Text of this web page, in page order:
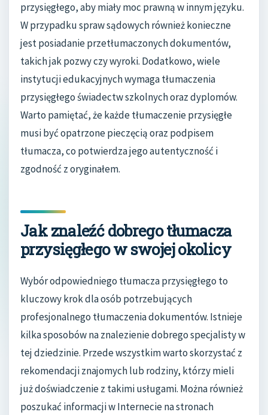
przysięgłego, aby miały moc prawną w innym języku.
W przypadku spraw sądowych również konieczne
jest posiadanie przetłumaczonych dokumentów,
takich jak pozwy czy wyroki. Dodatkowo, wiele
instytucji edukacyjnych wymaga tłumaczenia
przysięgłego świadectw szkolnych oraz dyplomów.
Warto pamiętać, że każde tłumaczenie przysięgłe
musi być opatrzone pieczęcią oraz podpisem
tłumacza, co potwierdza jego autentyczność i
zgodność z oryginałem.
Jak znaleźć dobrego tłumacza
przysięgłego w swojej okolicy
Wybór odpowiedniego tłumacza przysięgłego to
kluczowy krok dla osób potrzebujących
profesjonalnego tłumaczenia dokumentów. Istnieje
kilka sposobów na znalezienie dobrego specjalisty w
tej dziedzinie. Przede wszystkim warto skorzystać z
rekomendacji znajomych lub rodziny, którzy mieli
już doświadczenie z takimi usługami. Można również
poszukać informacji w Internecie na stronach